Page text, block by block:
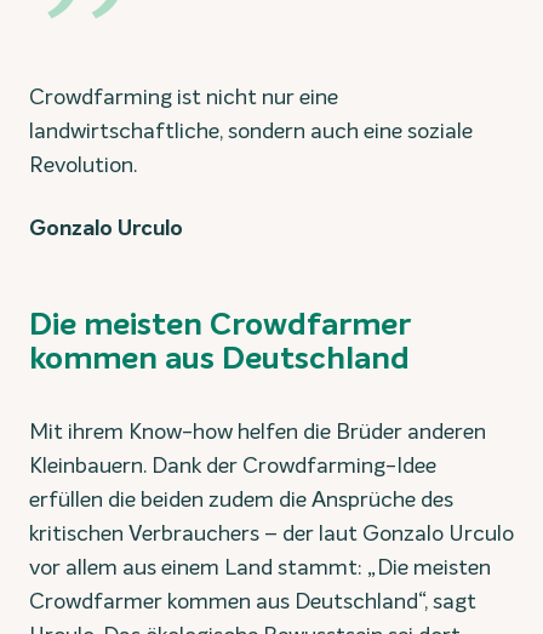
Crowdfarming ist nicht nur eine
landwirtschaftliche, sondern auch eine soziale
Revolution.
Gonzalo Urculo
Die meisten Crowdfarmer
kommen aus Deutschland
Mit ihrem Know-how helfen die Brüder anderen
Kleinbauern. Dank der Crowdfarming-Idee
erfüllen die beiden zudem die Ansprüche des
kritischen Verbrauchers – der laut Gonzalo Urculo
vor allem aus einem Land stammt: „Die meisten
Crowdfarmer kommen aus Deutschland“, sagt